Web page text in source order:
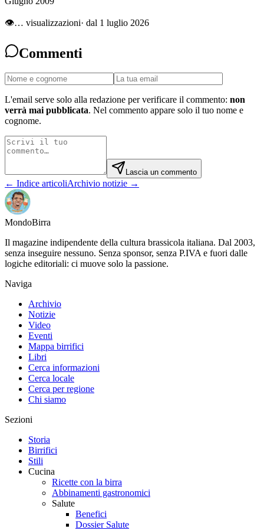
👁… visualizzazioni· dal 1 luglio 2026
Commenti
L'email serve solo alla redazione per verificare il commento: non
verrà mai pubblicata. Nel commento appare solo il tuo nome e
cognome.
Lascia un commento
← Indice articoliArchivio notizie →
MondoBirra
Il magazine indipendente della cultura brassicola italiana. Dal 2003,
senza inseguire nessuno. Senza sponsor, senza P.IVA e fuori dalle
logiche editoriali: ci muove solo la passione.
Naviga
Archivio
Notizie
Video
Eventi
Mappa birrifici
Libri
Cerca informazioni
Cerca locale
Cerca per regione
Chi siamo
Sezioni
Storia
Birrifici
Stili
Cucina
Ricette con la birra
Abbinamenti gastronomici
Salute
Benefici
Dossier Salute